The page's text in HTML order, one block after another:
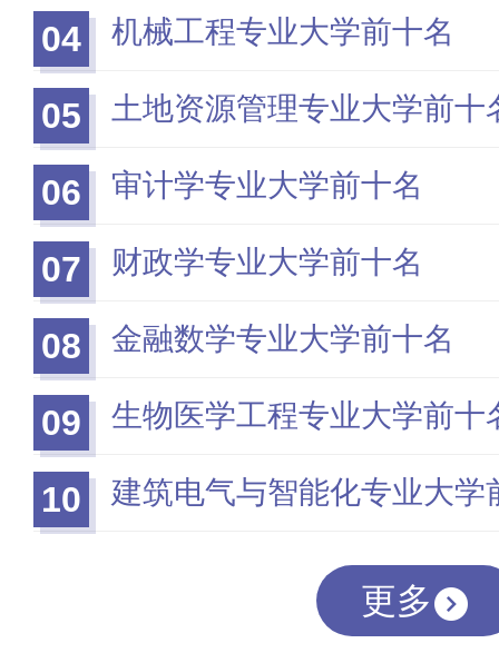
04 机械工程专业大学前十名
05 土地资源管理专业大学前十
06 审计学专业大学前十名
07 财政学专业大学前十名
08 金融数学专业大学前十名
09 生物医学工程专业大学前十
10 建筑电气与智能化专业大学
更多